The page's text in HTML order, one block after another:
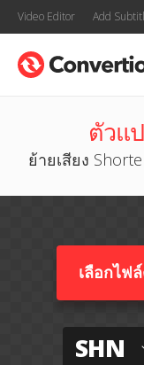
Video Editor Add
ตัวแ
ย้ายเสียง
เลือกไฟ
SHN